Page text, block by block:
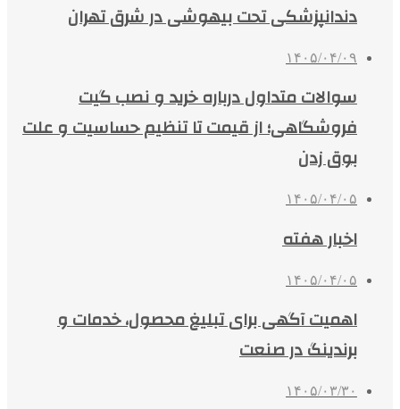
دندانپزشکی تحت بیهوشی در شرق تهران
۱۴۰۵/۰۴/۰۹
سوالات متداول درباره خرید و نصب گیت
فروشگاهی؛ از قیمت تا تنظیم حساسیت و علت
بوق زدن
۱۴۰۵/۰۴/۰۵
اخبار هفته
۱۴۰۵/۰۴/۰۵
اهمیت آگهی برای تبلیغ محصول، خدمات و
برندینگ در صنعت
۱۴۰۵/۰۳/۳۰